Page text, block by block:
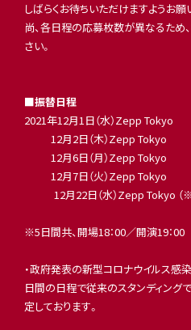
しばらくお待ちいただけますようお願
尚、各日程の応募枚数が異なるため
さい。
■振替日程
2021年12月1日（水）Zepp Tokyo
12月2日（木）Zepp Tokyo
12月6日（月）Zepp Tokyo
12月7日（火）Zepp Tokyo
12月22日（水）Zepp Tokyo （
※5日間共、開場18：00／開演19：00
・政府発表の新型コロナウイルス感
日間の日程で従来のスタンディング
定しております。